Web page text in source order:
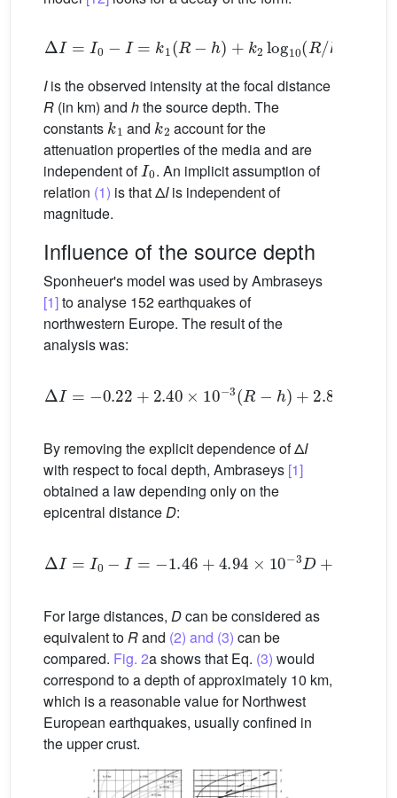
Δ I= −I=k 1( R−h +k2 log10(R h)
Iis the observed intensity at the focal distance
R (in km) and hthe source depth. The
constants
k1
and
k2
account for the
attenuation properties of the media and are
independent of
I0
. An implicit assumption of
relation (1) is that ΔIis independent of
magnitude.
Influence of the source depth
Sponheuer's model was used by Ambraseys
[1]to analyse 152 earthquakes of
northwestern Europe. The result of the
analysis was:
−0.22 + 2.40 ×10−3(R− +2.85log
By removing the explicit dependence of ΔI
with respect to focal depth, Ambraseys [1]
obtained a law depending only on the
epicentral distanceD:
I= −I= 1.46+4.94 ×10−3D+1.88
For large distances, Dcan be considered as
equivalent toRand (2) and (3) can be
compared. Fig. 2a shows that Eq. (3) would
correspond to a depth of approximately 10 km,
which is a reasonable value for Northwest
European earthquakes, usually confined in
the upper crust.